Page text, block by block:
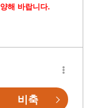
해 바랍니다.
비축